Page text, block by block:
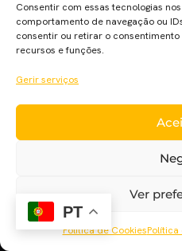
Consentir com essas tecnologias
comportamento de navegação ou
consentir ou retirar o
recursos e funções.
Gerir serviços
Ver
Política de CookiesPolítica
Há uns meses atrás, começou
conteúdos televisivos
narrativos, direcionados para
transmissão destinava-se à
não), assim como às
da Lei”, “Madre […]
PT